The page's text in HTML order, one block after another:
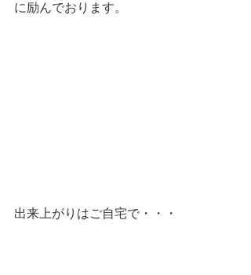
に励んでおります。
出来上がりはご自宅で・・・